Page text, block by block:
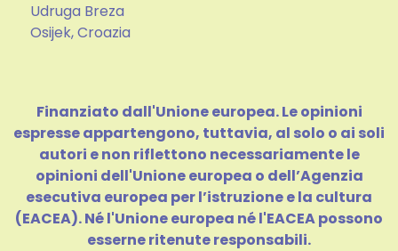
Udruga Breza
Osijek, Croazia
Finanziato dall'Unione europea. Le opinioni
espresse appartengono, tuttavia, al solo o ai soli
autori e non riflettono necessariamente le
opinioni dell'Unione europea o dell’Agenzia
esecutiva europea per l’istruzione e la cultura
(EACEA). Né l'Unione europea né l'EACEA possono
esserne ritenute responsabili.